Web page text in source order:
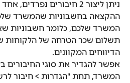
ניתן ליצור 2 חיבורים
ההקצאה בחשבוניות שהמשרד
המשרד שלכם, כלומר חשבוניות
תשלום שכר הטרחה של הלקוחות
הדיווחים המקוונים.
אפשר להגדיר את סוגי החיבורים
המשרד, תחת "הגדרות > חיבור